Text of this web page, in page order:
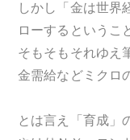
しかし「金は世界
ローするというこ
そもそもそれゆえ
金需給などミクロ
とは言え「育成」